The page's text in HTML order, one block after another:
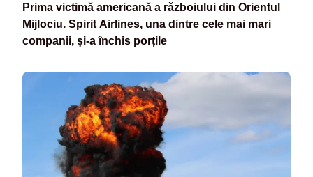
Prima victimă americană a războiului din Orientul
Mijlociu. Spirit Airlines, una dintre cele mai mari
companii, și-a închis porțile